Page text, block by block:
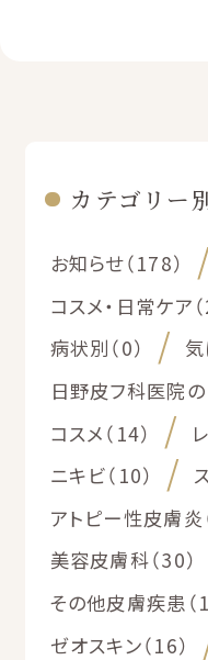
カテゴリー
お知らせ（178）
コスメ・日常ケア（
病状別（0）
気
日野皮フ科医院の
コスメ（14）
ニキビ（10）
アトピー性皮膚炎
美容皮膚科（30）
その他皮膚疾患（
ゼオスキン（16）